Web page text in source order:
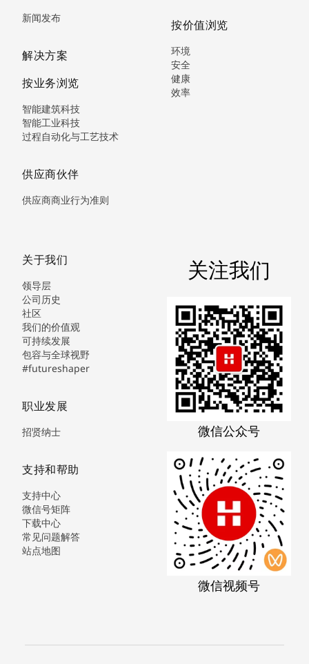
新闻发布
解决方案
按业务浏览
智能建筑科技
智能工业科技
过程自动化与工艺技术
供应商伙伴
供应商商业行为准则
按价值浏览
环境
安全
健康
效率
关于我们
领导层
公司历史
社区
我们的价值观
可持续发展
包容与全球视野
#futureshaper
职业发展
招贤纳士
支持和帮助
支持中心
微信号矩阵
下载中心
常见问题解答
站点地图
关注我们
微信公众号
微信视频号